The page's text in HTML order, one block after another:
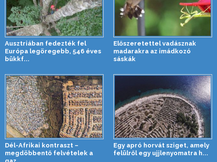
Ausztriában fedezték fel
Európa legöregebb, 546 éves
bükkf...
Előszeretettel vadásznak
madarakra az imádkozó
sáskák
Dél-Afrikai kontraszt –
megdöbbentő felvételek a
Egy apró horvát sziget, amely
felülről egy ujjlenyomatra h...